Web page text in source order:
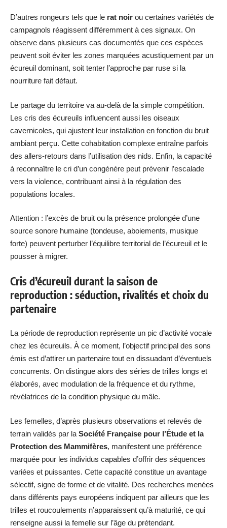
D’autres rongeurs tels que le rat noir ou certaines variétés de
campagnols réagissent différemment à ces signaux. On
observe dans plusieurs cas documentés que ces espèces
peuvent soit éviter les zones marquées acustiquement par un
écureuil dominant, soit tenter l’approche par ruse si la
nourriture fait défaut.
Le partage du territoire va au-delà de la simple compétition.
Les cris des écureuils influencent aussi les oiseaux
cavernicoles, qui ajustent leur installation en fonction du bruit
ambiant perçu. Cette cohabitation complexe entraîne parfois
des allers-retours dans l’utilisation des nids. Enfin, la capacité
à reconnaître le cri d’un congénère peut prévenir l’escalade
vers la violence, contribuant ainsi à la régulation des
populations locales.
Attention : l’excès de bruit ou la présence prolongée d’une
source sonore humaine (tondeuse, aboiements, musique
forte) peuvent perturber l’équilibre territorial de l’écureuil et le
pousser à migrer.
Cris d’écureuil durant la saison de
reproduction : séduction, rivalités et choix du
partenaire
La période de reproduction représente un pic d’activité vocale
chez les écureuils. À ce moment, l’objectif principal des sons
émis est d’attirer un partenaire tout en dissuadant d’éventuels
concurrents. On distingue alors des séries de trilles longs et
élaborés, avec modulation de la fréquence et du rythme,
révélatrices de la condition physique du mâle.
Les femelles, d’après plusieurs observations et relevés de
terrain validés par la Société Française pour l’Étude et la
Protection des Mammifères, manifestent une préférence
marquée pour les individus capables d’offrir des séquences
variées et puissantes. Cette capacité constitue un avantage
sélectif, signe de forme et de vitalité. Des recherches menées
dans différents pays européens indiquent par ailleurs que les
trilles et roucoulements n’apparaissent qu’à maturité, ce qui
renseigne aussi la femelle sur l’âge du prétendant.